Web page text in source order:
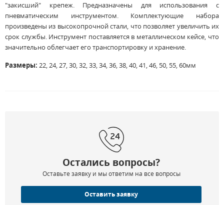
"закисший" крепеж. Предназначены для использования с
пневматическим инструментом. Комплектующие набора
произведены из высокопрочной стали, что позволяет увеличить их
срок службы. Инструмент поставляется в металлическом кейсе, что
значительно облегчает его транспортировку и хранение.
Размеры: 22, 24, 27, 30, 32, 33, 34, 36, 38, 40, 41, 46, 50, 55, 60мм
Остались вопросы?
Оставьте заявку и мы ответим на все вопросы
Оставить заявку